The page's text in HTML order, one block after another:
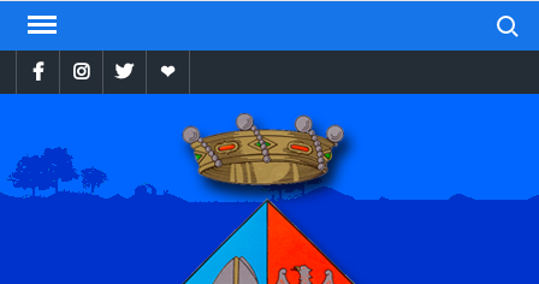
Skip
contentFacebookInstragram
TwitterEbando